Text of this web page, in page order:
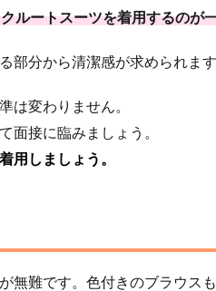
ルートスーツを着用するのが
部分から清潔感が求められます
は変わりません。
面接に臨みましょう。
用しましょう。
が無難です。色付きのブラウス